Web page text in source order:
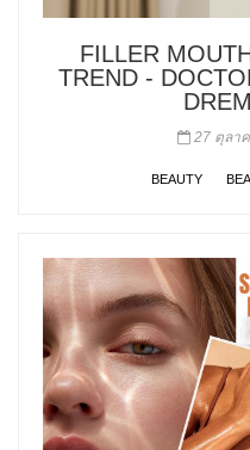
FILLER
TREND -
27 ตุลาค
BEAUTY